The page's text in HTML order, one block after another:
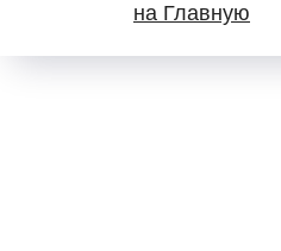
на Главную